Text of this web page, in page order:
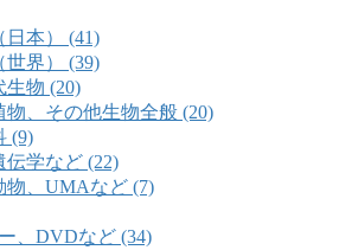
日本） (41)
世界） (39)
生物 (20)
物、その他生物全般 (20)
(9)
伝学など (22)
物、UMAなど (7)
、DVDなど (34)